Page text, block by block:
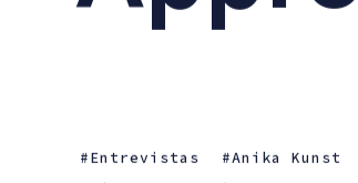
Entrevistas Anika Kunst